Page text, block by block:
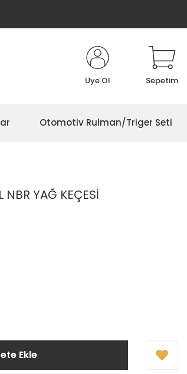
Üye Ol Sepetim
Otomotiv Rulman/Triger Seti
NBR YAĞ KEÇESİ
Ekle